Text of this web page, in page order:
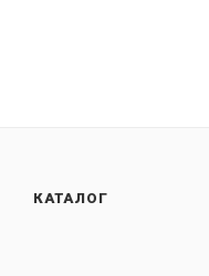
КАТАЛОГ